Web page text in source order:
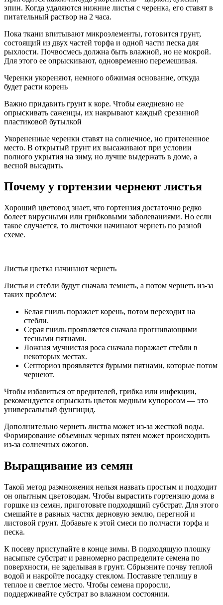
эпин. Когда удаляются нижние листья с черенка, его ставят в
питательный раствор на 2 часа.
Пока ткани впитывают микроэлементы, готовится грунт,
состоящий из двух частей торфа и одной части песка для
рыхлости. Почвосмесь должна быть влажной, но не мокрой.
Для этого ее опрыскивают, одновременно перемешивая.
Черенки укореняют, немного обжимая основание, откуда
будет расти корень
Важно придавить грунт к коре. Чтобы ежедневно не
опрыскивать саженцы, их накрывают каждый срезанной
пластиковой бутылкой
Укорененные черенки ставят на солнечное, но притененное
место. В открытый грунт их высаживают при условии
полного укрытия на зиму, но лучше выдержать в доме, а
весной высадить.
Почему у гортензии чернеют листья
Хороший цветовод знает, что гортензия достаточно редко
болеет вирусными или грибковыми заболеваниями. Но если
такое случается, то листочки начинают чернеть по разной
схеме.
Листья цветка начинают чернеть
Листья и стебли будут сначала темнеть, а потом чернеть из-за
таких проблем:
Белая гниль поражает корень, потом переходит на
стебли.
Серая гниль проявляется сначала прогнивающими
тесными пятнами.
Ложная мучнистая роса сначала поражает стебли в
некоторых местах.
Септориоз проявляется бурыми пятнами, которые потом
чернеют.
Чтобы избавиться от вредителей, грибка или инфекции,
рекомендуется опрыскать цветок медным купоросом — это
универсальный фунгицид.
Дополнительно чернеть листва может из-за жесткой воды.
Формирование объемных черных пятен может происходить
из-за солнечных ожогов.
Выращивание из семян
Такой метод размножения нельзя назвать простым и подходит
он опытным цветоводам. Чтобы вырастить гортензию дома в
горшке из семян, приготовьте подходящий субстрат. Для этого
смешайте в равных частях дерновую землю, перегной и
листовой грунт. Добавьте к этой смеси по полчасти торфа и
песка.
К посеву приступайте в конце зимы. В подходящую плошку
насыпьте субстрат и равномерно распределите семена по
поверхности, не заделывая в грунт. Сбрызните почву теплой
водой и накройте посадку стеклом. Поставьте теплицу в
теплое и светлое место. Чтобы семена проросли,
поддерживайте субстрат во влажном состоянии.